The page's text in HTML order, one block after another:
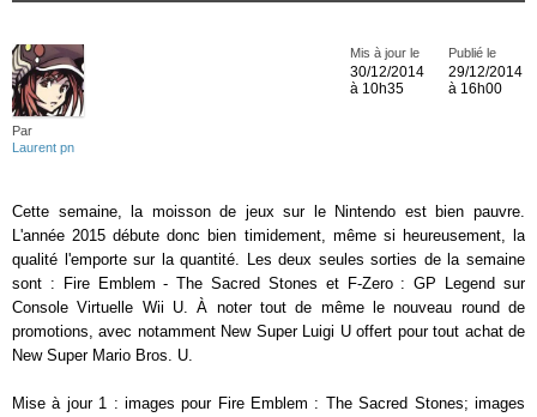
Par
Laurent pn
Publié le
29/12/2014
à 16h00
Mis à jour le
30/12/2014
à 10h35
Cette semaine, la moisson de jeux sur le Nintendo est bien pauvre.
L'année 2015 débute donc bien timidement, même si heureusement, la
qualité l'emporte sur la quantité. Les deux seules sorties de la semaine
sont : Fire Emblem - The Sacred Stones et F-Zero : GP Legend sur
Console Virtuelle Wii U. À noter tout de même le nouveau round de
promotions, avec notamment New Super Luigi U offert pour tout achat de
New Super Mario Bros. U.
Mise à jour 1 : images pour Fire Emblem : The Sacred Stones; images